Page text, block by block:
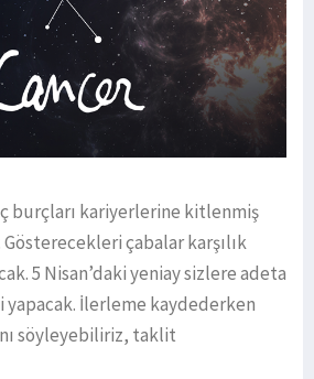
burçları kariyerlerine kitlenmiş
çabalar karşılık
5 Nisan’daki yeniay sizlere adeta
İlerleme kaydederken
söyleyebiliriz, taklit